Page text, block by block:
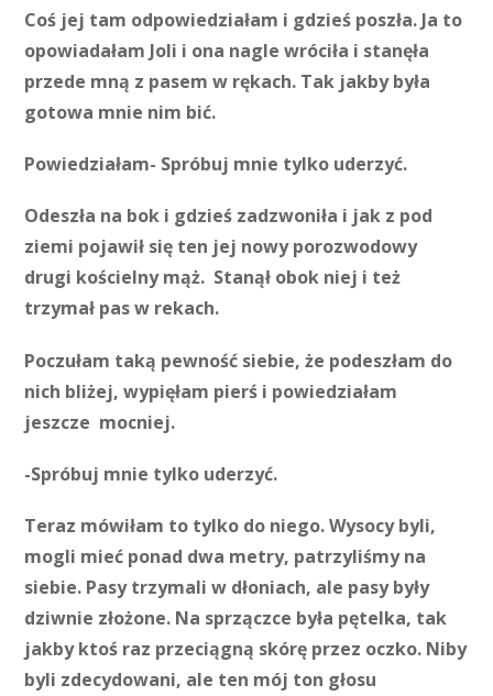
Coś jej tam odpowiedziałam i gdzieś poszła. Ja to
opowiadałam Joli i ona nagle wróciła i stanęła
przede mną z pasem w rękach. Tak jakby była
gotowa mnie nim bić.
Powiedziałam- Spróbuj mnie tylko uderzyć.
Odeszła na bok i gdzieś zadzwoniła i jak z pod
ziemi pojawił się ten jej nowy porozwodowy
drugi kościelny mąż. Stanął obok niej i też
trzymał pas w rekach.
Poczułam taką pewność siebie, że podeszłam do
nich bliżej, wypięłam pierś i powiedziałam
jeszcze mocniej.
-Spróbuj mnie tylko uderzyć.
Teraz mówiłam to tylko do niego. Wysocy byli,
mogli mieć ponad dwa metry, patrzyliśmy na
siebie. Pasy trzymali w dłoniach, ale pasy były
dziwnie złożone. Na sprzączce była pętelka, tak
jakby ktoś raz przeciągną skórę przez oczko. Niby
byli zdecydowani, ale ten mój ton głosu